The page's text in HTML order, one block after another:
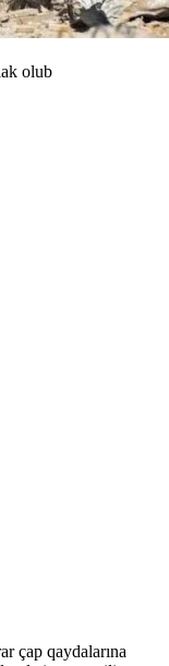
olub
çap qaydalarına